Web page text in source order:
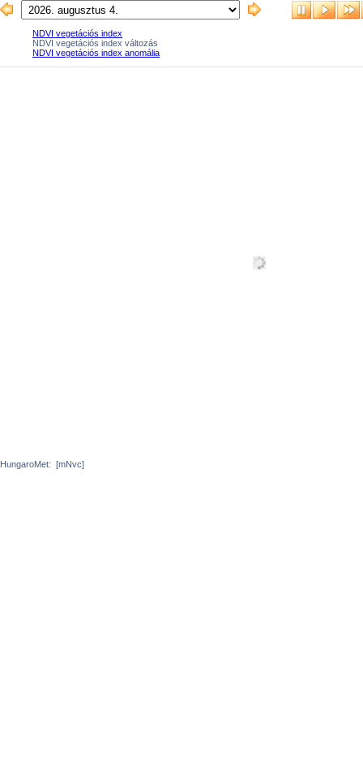
NDVI vegetációs index
NDVI vegetációs index változás
NDVI vegetációs index anomália
HungaroMet: [mNvc]